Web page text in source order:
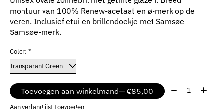
montuur van 100% Renew-acetaat en ø-merk op de
veren. Inclusief etui en brillendoekje met Samsøe
Samsøe-merk.
Color: *
Toevoegen aan winkelmand — €85,00 Aantal:
Aan verlanglijst toevoegen